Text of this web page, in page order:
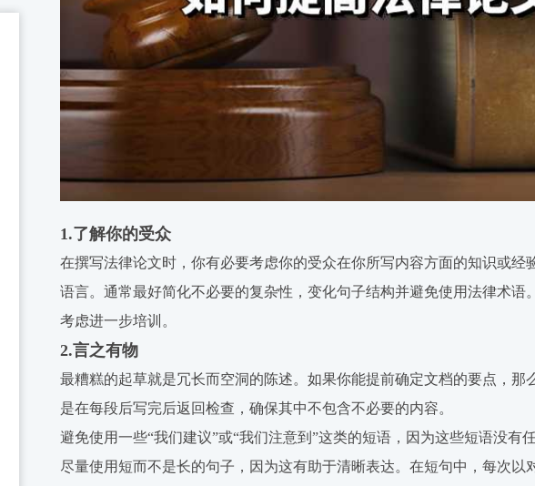
1.了解你的受众
在撰写法律论文时，你有必要考虑你的受众在你所写内容方面的知识或
语言。通常最好简化不必要的复杂性，变化句子结构并避免使用法律术
考虑进一步培训。
2.言之有物
最糟糕的起草就是冗长而空洞的陈述。如果你能提前确定文档的要点，
是在每段后写完后返回检查，确保其中不包含不必要的内容。
避免使用一些“我们建议”或“我们注意到”这类的短语，因为这些短语没有
尽量使用短而不是长的句子，因为这有助于清晰表达。在短句中，每次